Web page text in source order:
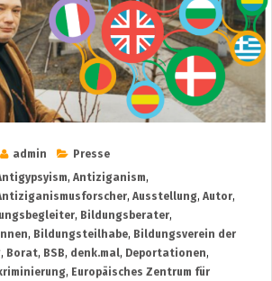
admin
Presse
, Antiziganism,
, Ausstellung, Autor,
, Bildungsberater,
, Bildungsteilhabe, Bildungsverein der
, Borat, BSB, denk.mal, Deportationen,
, Europäisches Zentrum für